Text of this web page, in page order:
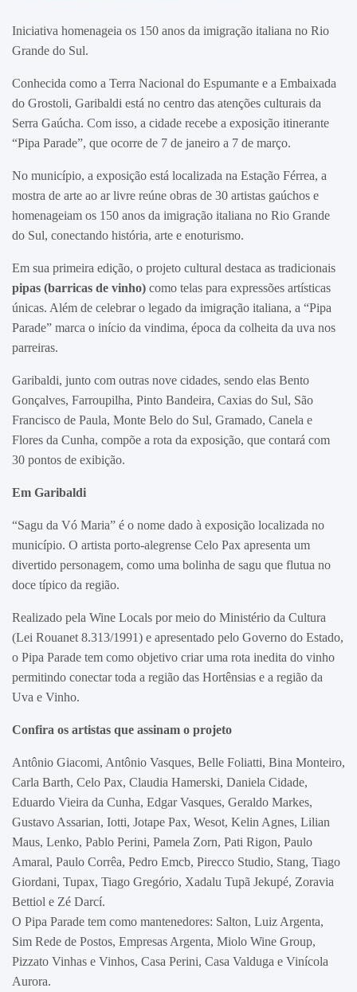
Iniciativa homenageia os 150 anos da imigração italiana no Rio
Grande do Sul.
Conhecida como a Terra Nacional do Espumante e a Embaixada
do Grostoli, Garibaldi está no centro das atenções culturais da
Serra Gaúcha. Com isso, a cidade recebe a exposição itinerante
“Pipa Parade”, que ocorre de 7 de janeiro a 7 de março.
No município, a exposição está localizada na Estação Férrea, a
mostra de arte ao ar livre reúne obras de 30 artistas gaúchos e
homenageiam os 150 anos da imigração italiana no Rio Grande
do Sul, conectando história, arte e enoturismo.
Em sua primeira edição, o projeto cultural destaca as tradicionais
pipas (barricas de vinho) como telas para expressões artísticas
únicas. Além de celebrar o legado da imigração italiana, a “Pipa
Parade” marca o início da vindima, época da colheita da uva nos
parreiras.
Garibaldi, junto com outras nove cidades, sendo elas Bento
Gonçalves, Farroupilha, Pinto Bandeira, Caxias do Sul, São
Francisco de Paula, Monte Belo do Sul, Gramado, Canela e
Flores da Cunha, compõe a rota da exposição, que contará com
30 pontos de exibição.
Em Garibaldi
“Sagu da Vó Maria” é o nome dado à exposição localizada no
município. O artista porto-alegrense Celo Pax apresenta um
divertido personagem, como uma bolinha de sagu que flutua no
doce típico da região.
Realizado pela Wine Locals por meio do Ministério da Cultura
(Lei Rouanet 8.313/1991) e apresentado pelo Governo do Estado,
o Pipa Parade tem como objetivo criar uma rota inedita do vinho
permitindo conectar toda a região das Hortênsias e a região da
Uva e Vinho.
Confira os artistas que assinam o projeto
Antônio Giacomi, Antônio Vasques, Belle Foliatti, Bina Monteiro,
Carla Barth, Celo Pax, Claudia Hamerski, Daniela Cidade,
Eduardo Vieira da Cunha, Edgar Vasques, Geraldo Markes,
Gustavo Assarian, Iotti, Jotape Pax, Wesot, Kelin Agnes, Lilian
Maus, Lenko, Pablo Perini, Pamela Zorn, Pati Rigon, Paulo
Amaral, Paulo Corrêa, Pedro Emcb, Pirecco Studio, Stang, Tiago
Giordani, Tupax, Tiago Gregório, Xadalu Tupã Jekupé, Zoravia
Bettiol e Zé Darcí.
O Pipa Parade tem como mantenedores: Salton, Luiz Argenta,
Sim Rede de Postos, Empresas Argenta, Miolo Wine Group,
Pizzato Vinhas e Vinhos, Casa Perini, Casa Valduga e Vinícola
Aurora.